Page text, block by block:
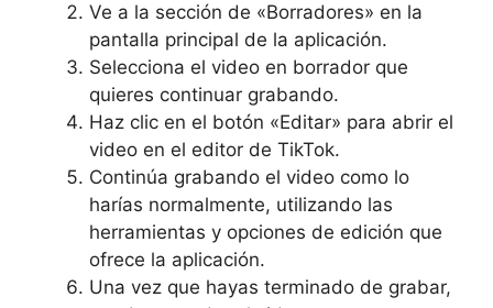
Ve a la sección ‍de «Borradores» en la
pantalla principal de la aplicación.
Selecciona el video​ en borrador que
quieres continuar grabando.
Haz clic en el botón «Editar» para abrir el
video‍ en el editor de TikTok.
Continúa grabando ‍el video como lo
harías normalmente, ⁣utilizando las
herramientas y opciones de edición ⁣que
ofrece la aplicación.
Una vez que ⁤hayas⁢ terminado de grabar,⁤